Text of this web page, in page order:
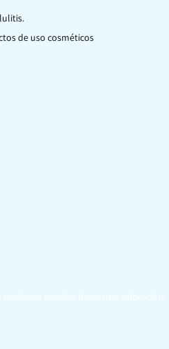
de uso cosméticos